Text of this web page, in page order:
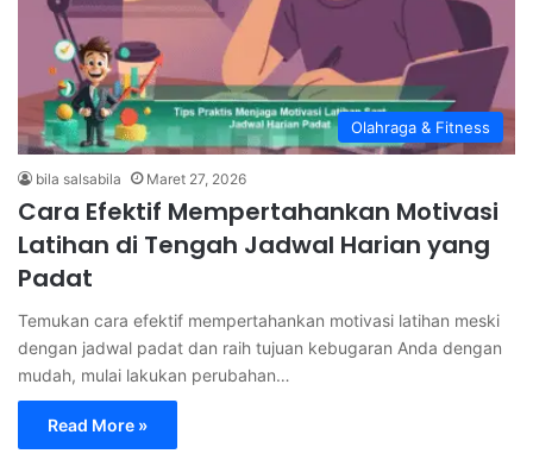
Olahraga & Fitness
bila salsabila Maret 27, 2026
Cara Efektif Mempertahankan Motivasi
Latihan di Tengah Jadwal Harian yang
Padat
Temukan cara efektif mempertahankan motivasi latihan meski
dengan jadwal padat dan raih tujuan kebugaran Anda dengan
mudah, mulai lakukan perubahan…
Read More »